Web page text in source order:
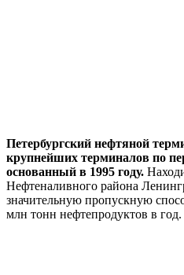
Петербургский нефтяной
крупнейших терминалов по
основанный в 1995 году.
Нефтеналивного района
значительную пропускную
млн тонн нефтепродуктов в год.